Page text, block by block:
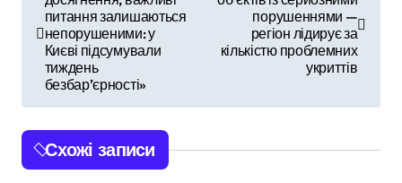
в
г
а
питання залишаються
непорушеними: у
Києві підсумували
тиждень
безбар’єрності»
порушеннями —
регіон лідирує за
кількістю проблемних
укриттів
Схожі записи